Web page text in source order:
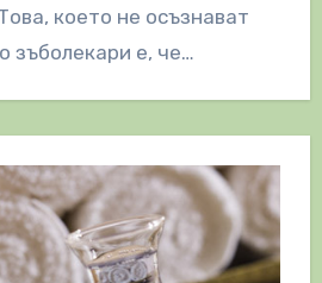
което не осъзнават
зъболекари е, че…